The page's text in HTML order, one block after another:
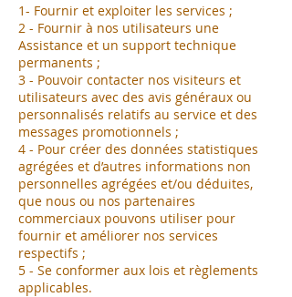
1- Fournir et exploiter les services ;
2 - Fournir à nos utilisateurs une
Assistance et un support technique
permanents ;
3 - Pouvoir contacter nos visiteurs et
utilisateurs avec des avis généraux ou
personnalisés relatifs au service et des
messages promotionnels ;
4 - Pour créer des données statistiques
agrégées et d’autres informations non
personnelles agrégées et/ou déduites,
que nous ou nos partenaires
commerciaux pouvons utiliser pour
fournir et améliorer nos services
respectifs ;
5 - Se conformer aux lois et règlements
applicables.